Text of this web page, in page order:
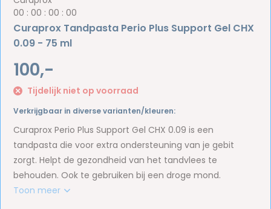
00 :00 :00 :00
Curaprox Tandpasta Perio Plus Support Gel CHX
0.09 - 75 ml
100,-
Tijdelijk niet op voorraad
Verkrijgbaar in diverse varianten/kleuren:
Curaprox Perio Plus Support Gel CHX 0.09 is een
tandpasta die voor extra ondersteuning van je gebit
zorgt. Helpt de gezondheid van het tandvlees te
behouden. Ook te gebruiken bij een droge mond.
Toon meer